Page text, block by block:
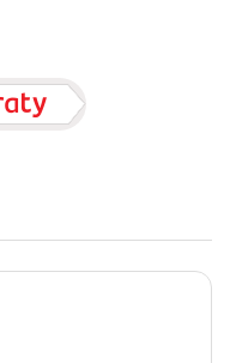
str. quantity